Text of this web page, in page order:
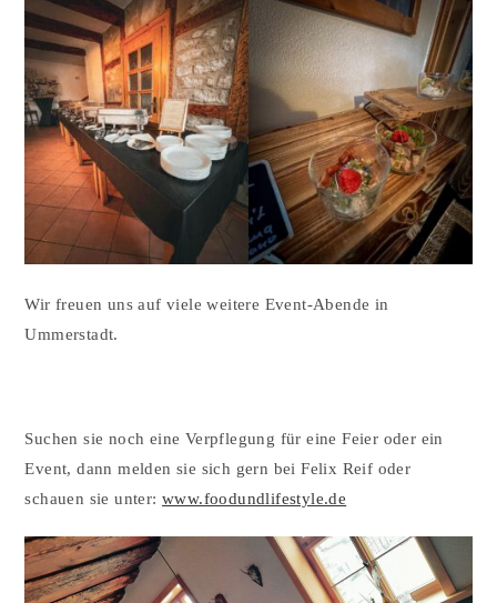
Wir freuen uns auf viele weitere Event-Abende in
Ummerstadt.
Suchen sie noch eine Verpflegung für eine Feier oder ein
Event, dann melden sie sich gern bei Felix Reif oder
schauen sie unter:www.foodundlifestyle.de